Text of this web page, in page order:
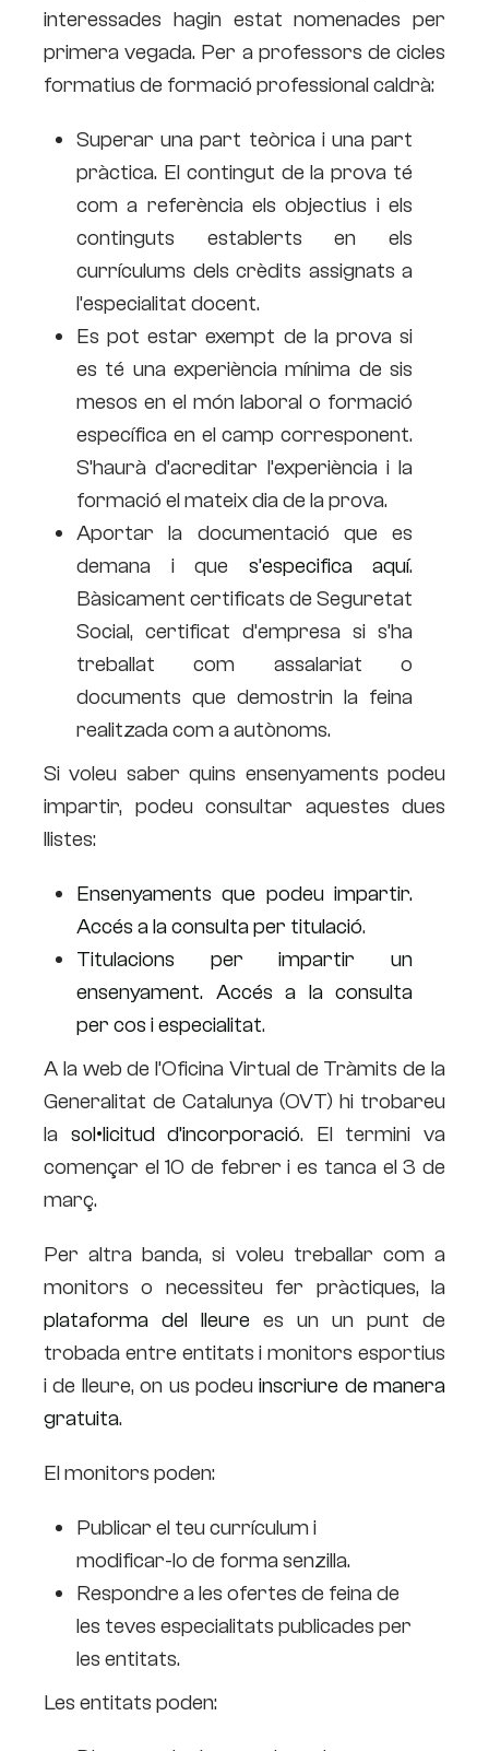
interessades hagin estat nomenades per
primera vegada. Per a professors de cicles
formatius de formació professional caldrà:
Superar una part teòrica i una part
pràctica. El contingut de la prova té
com a referència els objectius i els
continguts establerts en els
currículums dels crèdits assignats a
l’especialitat docent.
Es pot estar exempt de la prova si
es té una experiència mínima de sis
mesos en el món laboral o formació
específica en el camp corresponent.
S’haurà d’acreditar l’experiència i la
formació el mateix dia de la prova.
Aportar la documentació que es
demana i que s’especifica aquí.
Bàsicament certificats de Seguretat
Social, certificat d’empresa si s’ha
treballat com assalariat o
documents que demostrin la feina
realitzada com a autònoms.
Si voleu saber quins ensenyaments podeu
impartir, podeu consultar aquestes dues
llistes:
Ensenyaments que podeu impartir.
Accés a la consulta per titulació.
Titulacions per impartir un
ensenyament. Accés a la consulta
per cos i especialitat.
A la web de l’Oficina Virtual de Tràmits de la
Generalitat de Catalunya (OVT) hi trobareu
la sol•licitud d’incorporació. El termini va
començar el 10 de febrer i es tanca el 3 de
març.
Per altra banda, si voleu treballar com a
monitors o necessiteu fer pràctiques, la
plataforma del lleure es un un punt de
trobada entre entitats i monitors esportius
i de lleure, on us podeuinscriure de manera
gratuita.
El monitors poden:
Publicar el teu currículum i
modificar-lo de forma senzilla.
Respondre a les ofertes de feina de
les teves especialitats publicades per
les entitats.
Les entitats poden: